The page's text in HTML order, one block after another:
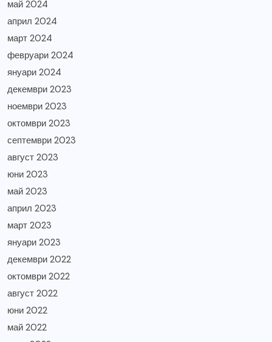
май 2024
април 2024
март 2024
февруари 2024
януари 2024
декември 2023
ноември 2023
октомври 2023
септември 2023
август 2023
юни 2023
май 2023
април 2023
март 2023
януари 2023
декември 2022
октомври 2022
август 2022
юни 2022
май 2022